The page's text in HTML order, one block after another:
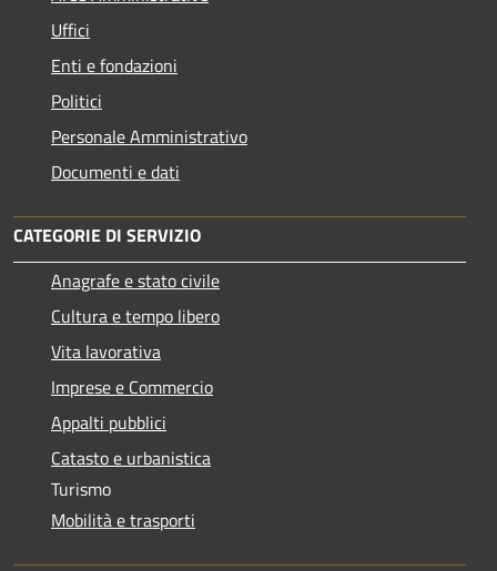
Uffici
Enti e fondazioni
Politici
Personale Amministrativo
Documenti e dati
CATEGORIE DI SERVIZIO
Anagrafe e stato civile
Cultura e tempo libero
Vita lavorativa
Imprese e Commercio
Appalti pubblici
Catasto e urbanistica
Turismo
Mobilità e trasporti